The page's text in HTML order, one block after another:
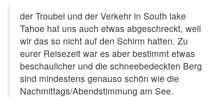
der Troubel und der Verkehr in South lake
Tahoe hat uns auch etwas abgeschreckt, weil
wir das so nicht auf den Schirm hatten. Zu
eurer Reisezeit war es aber bestimmt etwas
beschaulicher und die schneebedeckten Berg
sind mindestens genauso schön wie die
Nachmittags/Abendstimmung am See.